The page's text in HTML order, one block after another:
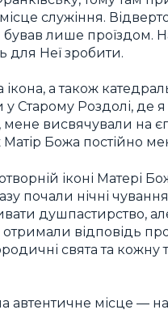
служіння.
лише проїздом.
для Неї зробити.
а також
у Старому Роздолі, де
мене висвячували на
Матір Божа постійно
іконі Матері
почали нічні
душпастирство,
відповідь
свята та кожну
автентичне місце —